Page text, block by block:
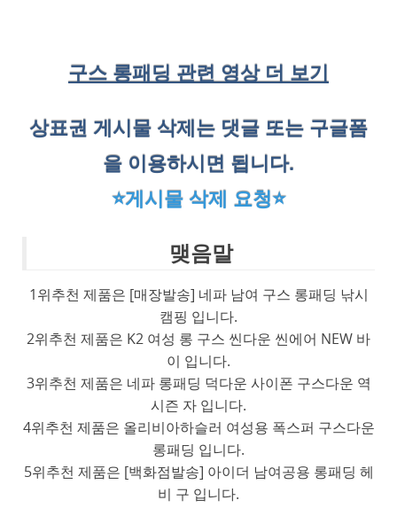
구스 롱패딩 관련 영상 더 보기
상표권 게시물 삭제는 댓글 또는 구글폼
을 이용하시면 됩니다.
⭐게시물 삭제 요청⭐
맺음말
1위추천 제품은 [매장발송] 네파 남여 구스 롱패딩 낚시
캠핑 입니다.
2위추천 제품은 K2 여성 롱 구스 씬다운 씬에어 NEW 바
이 입니다.
3위추천 제품은 네파 롱패딩 덕다운 사이폰 구스다운 역
시즌 자 입니다.
4위추천 제품은 올리비아하슬러 여성용 폭스퍼 구스다운
롱패딩 입니다.
5위추천 제품은 [백화점발송] 아이더 남여공용 롱패딩 헤
비 구 입니다.